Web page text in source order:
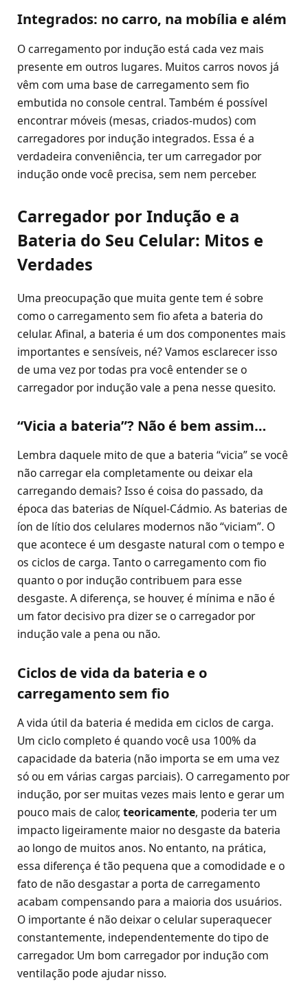
Integrados: no carro, na mobília e além
O carregamento por indução está cada vez mais
presente em outros lugares. Muitos carros novos já
vêm com uma base de carregamento sem fio
embutida no console central. Também é possível
encontrar móveis (mesas, criados-mudos) com
carregadores por indução integrados. Essa é a
verdadeira conveniência, ter um carregador por
indução onde você precisa, sem nem perceber.
Carregador por Indução e a
Bateria do Seu Celular: Mitos e
Verdades
Uma preocupação que muita gente tem é sobre
como o carregamento sem fio afeta a bateria do
celular. Afinal, a bateria é um dos componentes mais
importantes e sensíveis, né? Vamos esclarecer isso
de uma vez por todas pra você entender se o
carregador por indução vale a pena nesse quesito.
“Vicia a bateria”? Não é bem assim…
Lembra daquele mito de que a bateria “vicia” se você
não carregar ela completamente ou deixar ela
carregando demais? Isso é coisa do passado, da
época das baterias de Níquel-Cádmio. As baterias de
íon de lítio dos celulares modernos não “viciam”. O
que acontece é um desgaste natural com o tempo e
os ciclos de carga. Tanto o carregamento com fio
quanto o por indução contribuem para esse
desgaste. A diferença, se houver, é mínima e não é
um fator decisivo pra dizer se o carregador por
indução vale a pena ou não.
Ciclos de vida da bateria e o
carregamento sem fio
A vida útil da bateria é medida em ciclos de carga.
Um ciclo completo é quando você usa 100% da
capacidade da bateria (não importa se em uma vez
só ou em várias cargas parciais). O carregamento por
indução, por ser muitas vezes mais lento e gerar um
pouco mais de calor,teoricamente, poderia ter um
impacto ligeiramente maior no desgaste da bateria
ao longo de muitos anos. No entanto, na prática,
essa diferença é tão pequena que a comodidade e o
fato de não desgastar a porta de carregamento
acabam compensando para a maioria dos usuários.
O importante é não deixar o celular superaquecer
constantemente, independentemente do tipo de
carregador. Um bom carregador por indução com
ventilação pode ajudar nisso.